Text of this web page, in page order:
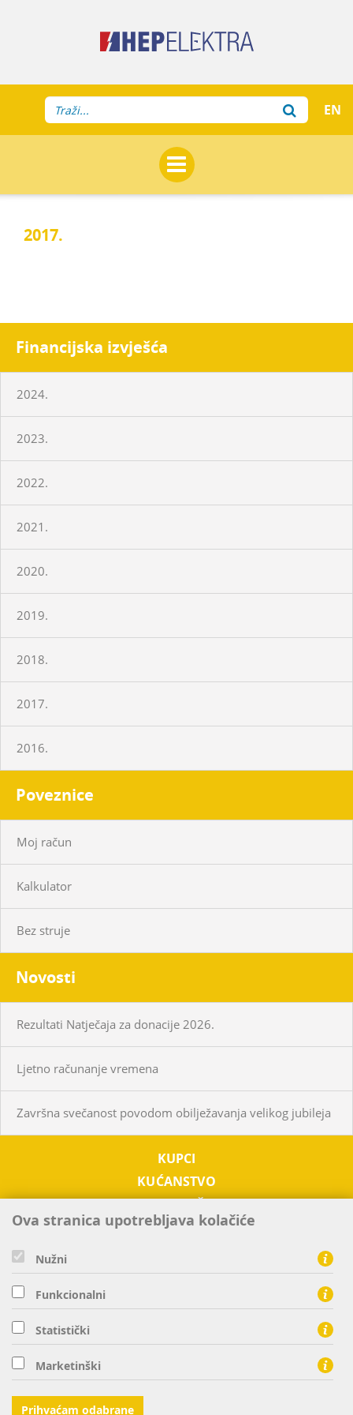
EN
2017.
Financijska izvješća
2024.
2023.
2022.
2021.
2020.
2019.
2018.
2017.
2016.
Poveznice
Moj račun
Kalkulator
Bez struje
Novosti
Rezultati Natječaja za donacije 2026.
Ljetno računanje vremena
Završna svečanost povodom obilježavanja velikog jubileja
KUPCI
KUĆANSTVO
PODUZETNIŠTVO
OTKUP
TRŽIŠTE EL. ENERGIJE
HEP ELEKTRA d.o.o. - član HEP grupe, Ulica grada Vukovara 37
10000 Zagreb
tel: 0800 300 303, fax: 01 63 21 440
Ova stranica upotrebljava kolačiće
Nužni
Funkcionalni
Statistički
Marketinški
Prihvaćam odabrane